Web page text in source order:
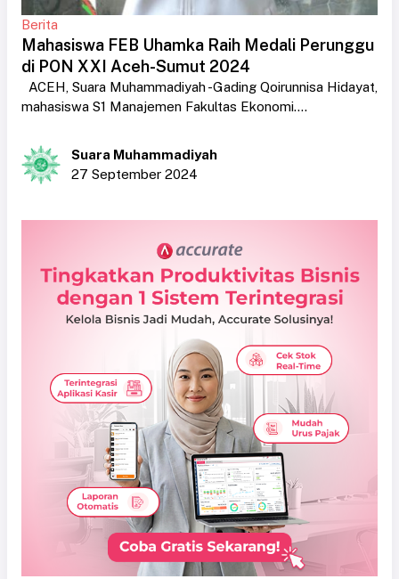
Berita
Mahasiswa FEB Uhamka Raih Medali Perunggu
di PON XXI Aceh-Sumut 2024
ACEH, Suara Muhammadiyah -Gading Qoirunnisa Hidayat,
mahasiswa S1 Manajemen Fakultas Ekonomi....
Suara Muhammadiyah
27 September 2024